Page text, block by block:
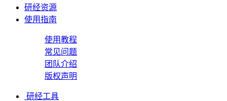
研经资源
使用指南
使用教程
常见问题
团队介绍
版权声明
研经工具